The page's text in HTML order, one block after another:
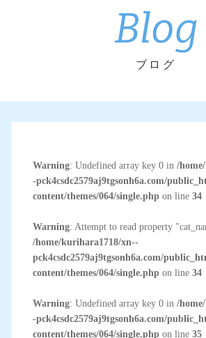
Blog
ブログ
Warning: Undefined array key 0 in /
-pck4csdc2579aj9tgsonh6a.com/
content/themes/064/single.phpon line 34
Warning: Attempt to read property
/home/kurihara1718/xn--
pck4csdc2579aj9tgsonh6a.com/
content/themes/064/single.phpon line 34
Warning: Undefined array key 0 in /
-pck4csdc2579aj9tgsonh6a.com/
content/themes/064/single.phpon line 35